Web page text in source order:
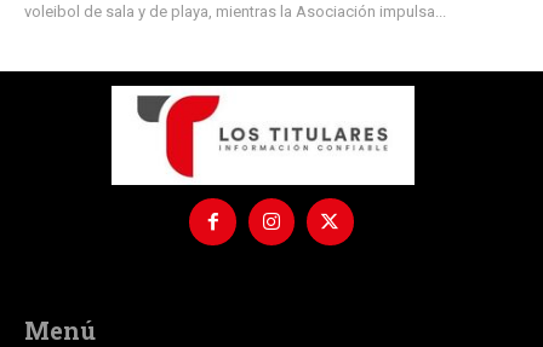
voleibol de sala y de playa, mientras la Asociación impulsa...
Menú